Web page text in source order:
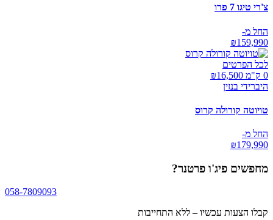
צ'רי טיגו 7 פרו
החל מ-
₪159,990
לכל הפרטים
0 ק"מ ₪
16,500
היברידי בנזין
טויוטה קורולה קרוס
החל מ-
₪179,990
מחפשים פיג'ו פרטנר?
058-7809093
קבלו הצעות עכשיו – ללא התחייבות